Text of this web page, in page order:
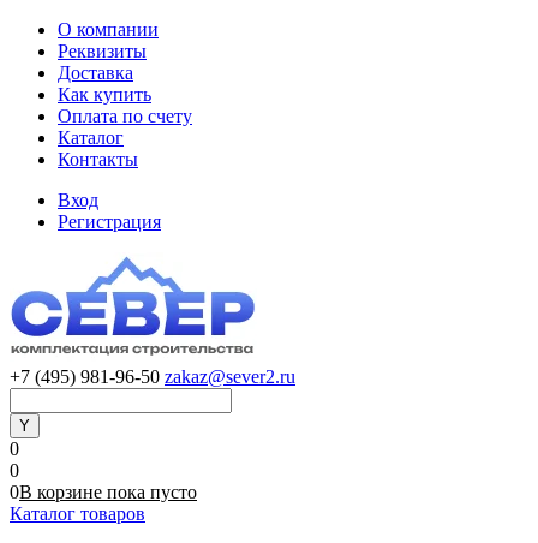
О компании
Реквизиты
Доставка
Как купить
Оплата по счету
Каталог
Контакты
Вход
Регистрация
+7 (495) 981-96-50 zakaz@sever2.ru
0
0
0В корзине пока пусто
Каталог товаров